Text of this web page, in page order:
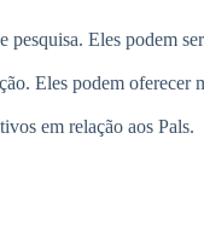
Eles podem
Eles podem oferecer
em relação aos Pals.